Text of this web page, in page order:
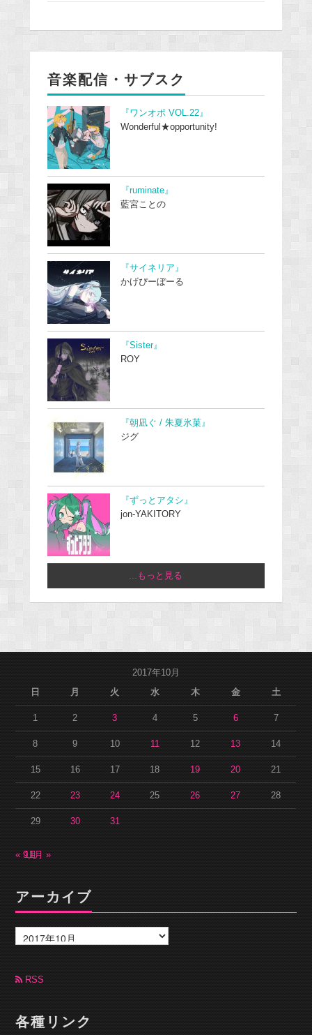
音楽配信・サブスク
『ワンオポ VOL.22』
Wonderful★opportunity!
『ruminate』
藍宮ことの
『サイネリア』
かげぴーぼーる
『Sister』
ROY
『朝凪ぐ / 朱夏氷菓』
ジグ
『ずっとアタシ』
jon-YAKITORY
...もっと見る
2017年10月
日
月 火 水 木 金 土
1 2 3 4 5 6 7
8 9 10 11 12 13 14
15 16 17 18 19 20 21
22 23 24 25 26 27 28
29 30 31
« 9月
11月 »
アーカイブ
ー
カ
ブ RSS
各種リンク